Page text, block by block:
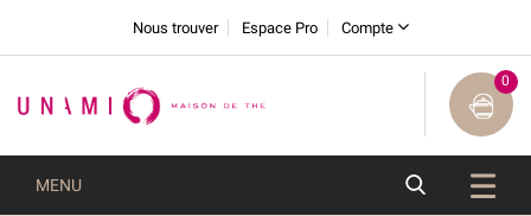
Nous trouver Espace Pro Compte
0
MENU